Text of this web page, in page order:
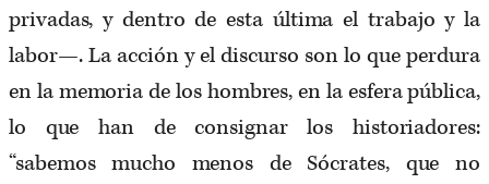
privadas, y dentro de esta última el trabajo y la
labor—. La acción y el discurso son lo que perdura
en la memoria de los hombres, en la esfera pública,
lo que han de consignar los historiadores:
“sabemos mucho menos de Sócrates, que no